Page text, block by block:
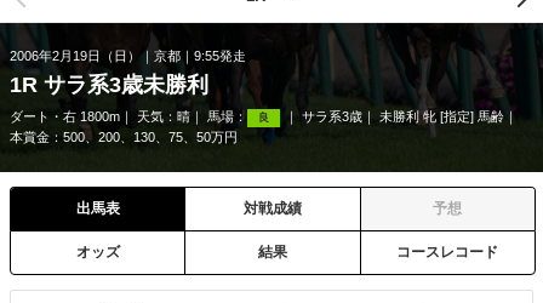
2006年2月19日（日） 京都 9:55発走
1R サラ系3歳未勝利
ダート・右 1800m 天気： 晴 馬場： 良 サラ系3歳
未勝利 牝 [指定] 馬齢
本賞金：500、200、130、75、50万円
出馬表 対戦成績 予想
オッズ 結果 コースレコード